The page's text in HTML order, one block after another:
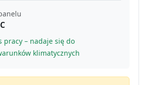
pracy – nadaje się do
klimatycznych